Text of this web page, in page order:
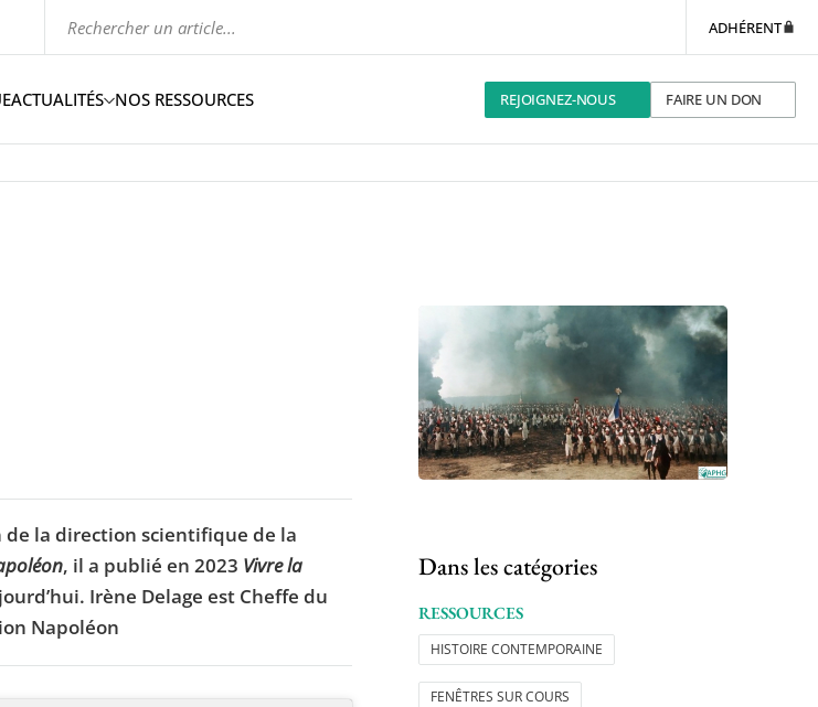
ADHÉRENT
ACTUALITÉS NOS RESSOURCES REJOIGNEZ-NOUS FAIRE UN DON
de la direction scientifique de la
, il a publié en 2023 Vivre la
Irène Delage est Cheffe du
Napoléon
Dans les catégories
RESSOURCES
HISTOIRE CONTEMPORAINE
FENÊTRES SUR COURS